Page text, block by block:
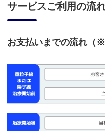
サービスご利用の流
お支払いまでの流れ（